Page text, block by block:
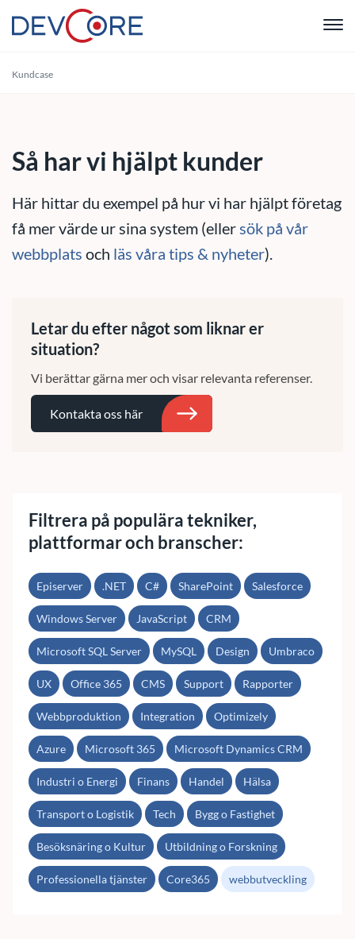
"Kundcase
Så har vi hjälpt kunder
Här hittar du exempel på hur vi har hjälpt företag
få mer värde ur sina system (ellersök på vår
webbplats och läs våra tips & nyheter).
Letar du efter något som liknar er
situation?
Vi berättar gärna mer och visar relevanta referenser.
Kontakta oss här
Filtrera på populära tekniker,
plattformar och branscher:
Episerver .NET C# SharePoint Salesforce
Windows Server JavaScript CRM
Microsoft SQL Server MySQL Design Umbraco
UX Office 365 CMS Support Rapporter
Webbproduktion Integration Optimizely
Azure Microsoft 365 Microsoft Dynamics CRM
Industri o Energi Finans Handel Hälsa
Transport o Logistik Tech Bygg o Fastighet
Besöksnäring o Kultur Utbildning o Forskning
Professionella tjänster Core365 webbutveckling